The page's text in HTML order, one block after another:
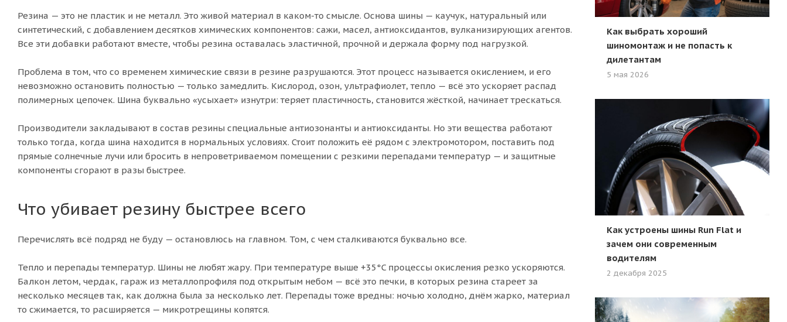
Резина — это не пластик и не металл. Это живой материал в каком-то смысле. Основа шины — каучук, натуральный или
синтетический, с добавлением десятков химических компонентов: сажи, масел, антиоксидантов, вулканизирующих агентов.
Все эти добавки работают вместе, чтобы резина оставалась эластичной, прочной и держала форму под нагрузкой.
Проблема в том, что со временем химические связи в резине разрушаются. Этот процесс называется окислением, и его
невозможно остановить полностью — только замедлить. Кислород, озон, ультрафиолет, тепло — всё это ускоряет распад
полимерных цепочек. Шина буквально «усыхает» изнутри: теряет пластичность, становится жёсткой, начинает трескаться.
Производители закладывают в состав резины специальные антиозонанты и антиоксиданты. Но эти вещества работают
только тогда, когда шина находится в нормальных условиях. Стоит положить её рядом с электромотором, поставить под
прямые солнечные лучи или бросить в непроветриваемом помещении с резкими перепадами температур — и защитные
компоненты сгорают в разы быстрее.
Что убивает резину быстрее всего
Перечислять всё подряд не буду — остановлюсь на главном. Том, с чем сталкиваются буквально все.
Тепло и перепады температур. Шины не любят жару. При температуре выше +35°C процессы окисления резко ускоряются.
Балкон летом, чердак, гараж из металлопрофиля под открытым небом — всё это печки, в которых резина стареет за
несколько месяцев так, как должна была за несколько лет. Перепады тоже вредны: ночью холодно, днём жарко, материал
то сжимается, то расширяется — микротрещины копятся.
Как выбрать хороший
шиномонтаж и не попасть к
дилетантам
5 мая 2026
Как устроены шины Run Flat и
зачем они современным
водителям
2 декабря 2025